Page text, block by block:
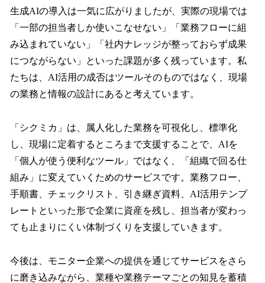
生成AIの導入は一気に広がりましたが、実際の現場では
「一部の担当者しか使いこなせない」「業務フローに組
み込まれていない」「社内ナレッジが整っておらず成果
につながらない」といった課題が多く残っています。私
たちは、AI活用の成否はツールそのものではなく、現場
の業務と情報の設計にあると考えています。
「シクミカ」は、属人化した業務を可視化し、標準化
し、現場に定着するところまで支援することで、AIを
「個人が使う便利なツール」ではなく、「組織で回る仕
組み」に変えていくためのサービスです。業務フロー、
手順書、チェックリスト、引き継ぎ資料、AI活用テンプ
レートといった形で企業に資産を残し、担当者が変わっ
ても止まりにくい体制づくりを支援していきます。
今後は、モニター企業への提供を通じてサービスをさら
に磨き込みながら、業種や業務テーマごとの知見を蓄積